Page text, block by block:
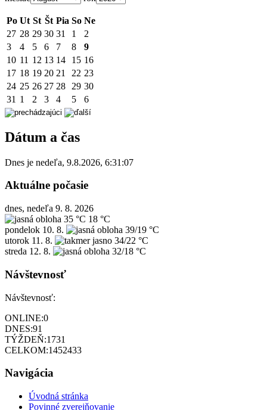
Po Ut St Št Pia So Ne
27 28 29 30 31 1
2
3
4 5 6 7 8
9
10 11 12 13 14 15 16
17 18 19 20 21 22 23
24 25 26 27 28 29 30
31 1 2 3 4 5 6
Dátum a čas
Dnes je nedeľa, 9.8.2026, 6:31:07
Aktuálne počasie
dnes, nedeľa 9. 8. 2026
35 °C 18 °C
pondelok 10. 8.
39/19 °C
utorok 11. 8.
34/22 °C
streda 12. 8. 32/18 °C
Návštevnosť
Návštevnosť:
ONLINE:0
DNES:91
TÝŽDEŇ:1731
CELKOM:1452433
Navigácia
Úvodná stránka
Povinné zverejňovanie